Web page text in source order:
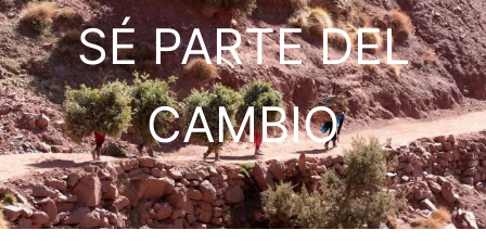
SÉ PARTE DEL
CAMBIO